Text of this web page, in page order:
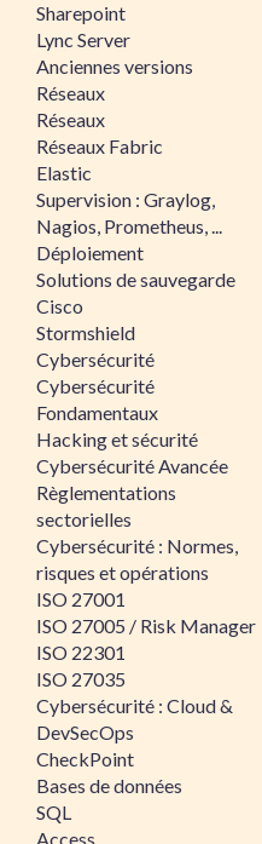
Sharepoint
Lync Server
Anciennes versions
Réseaux
Réseaux
Réseaux Fabric
Elastic
Supervision : Graylog,
Nagios, Prometheus, ...
Déploiement
Solutions de sauvegarde
Cisco
Stormshield
Cybersécurité
Cybersécurité
Fondamentaux
Hacking et sécurité
Cybersécurité Avancée
Règlementations
sectorielles
Cybersécurité : Normes,
risques et opérations
ISO 27001
ISO 27005 / Risk Manager
ISO 22301
ISO 27035
Cybersécurité : Cloud &
DevSecOps
CheckPoint
Bases de données
SQL
Access